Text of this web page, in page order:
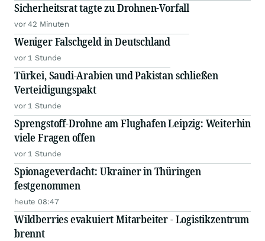
Sicherheitsrat tagte zu Drohnen-Vorfall
vor 42 Minuten
Weniger Falschgeld in Deutschland
vor 1 Stunde
Türkei, Saudi-Arabien und Pakistan schließen
Verteidigungspakt
vor 1 Stunde
Sprengstoff-Drohne am Flughafen Leipzig: Weiterhin
viele Fragen offen
vor 1 Stunde
Spionageverdacht: Ukrainer in Thüringen
festgenommen
heute 08:47
Wildberries evakuiert Mitarbeiter - Logistikzentrum
brennt